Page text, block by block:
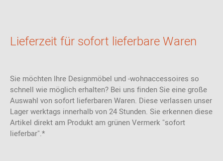
Lieferzeit für sofort lieferbare Waren
Sie möchten Ihre Designmöbel und -wohnaccessoires so
schnell wie möglich erhalten? Bei uns finden Sie eine große
Auswahl von sofort lieferbaren Waren. Diese verlassen unser
Lager werktags innerhalb von 24 Stunden. Sie erkennen diese
Artikel direkt am Produkt am grünen Vermerk "sofort
lieferbar".*